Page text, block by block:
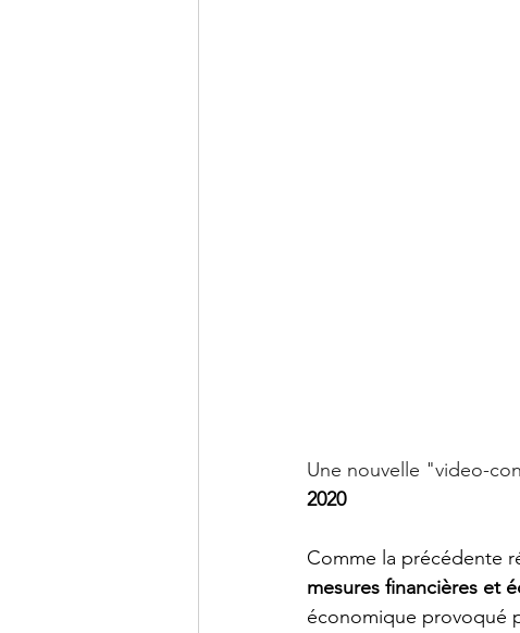
Une nouvelle "video-
2020
Comme la précédente
mesures financières et
économique provoqué